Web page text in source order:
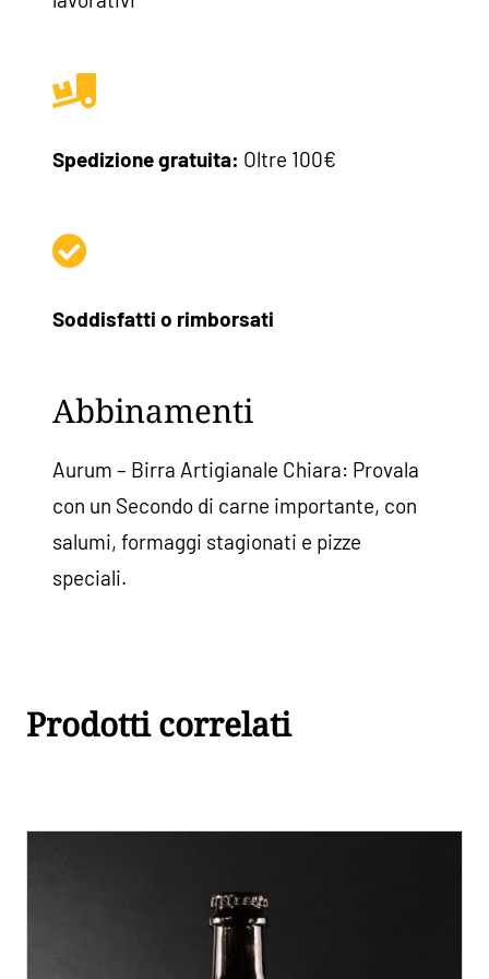
Spedizione gratuita: Oltre 100€
Soddisfatti o rimborsati
Abbinamenti
Aurum – Birra Artigianale Chiara: Provala
con un Secondo di carne importante, con
salumi, formaggi stagionati e pizze
speciali.
Prodotti correlati